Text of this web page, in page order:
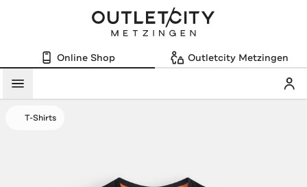
Online Shop Outletcity Metzingen
Menü
T-Shirts